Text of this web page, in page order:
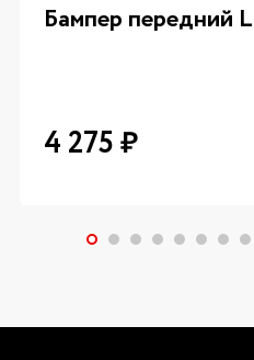
Бампер передний
4 275₽